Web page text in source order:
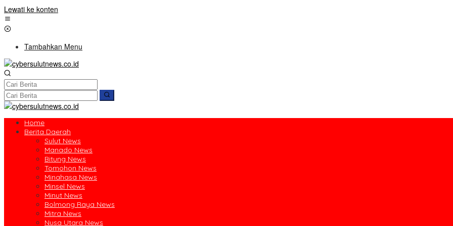
Lewati ke konten
Tambahkan Menu
Home
Berita Daerah
Sulut News
Manado News
Bitung News
Tomohon News
Minahasa News
Minsel News
Minut News
Bolmong Raya News
Mitra News
Nusa Utara News